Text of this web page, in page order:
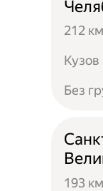
212 км
Кузов
Без
193 км